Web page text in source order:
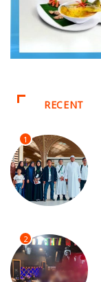
RECENT
1
2